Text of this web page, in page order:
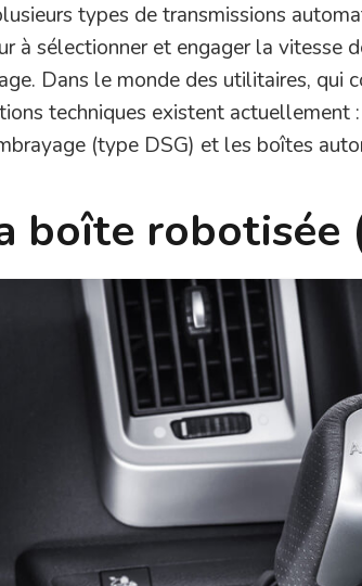
types de transmissions
à sélectionner et engager la vitesse
Dans le monde des utilitaires, qui
techniques existent actuellement
(type DSG) et les boîtes
boîte robotisée